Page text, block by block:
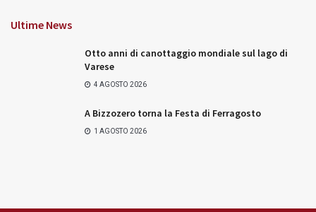
Ultime News
Otto anni di canottaggio mondiale sul lago di
Varese
4 AGOSTO 2026
A Bizzozero torna la Festa di Ferragosto
1 AGOSTO 2026